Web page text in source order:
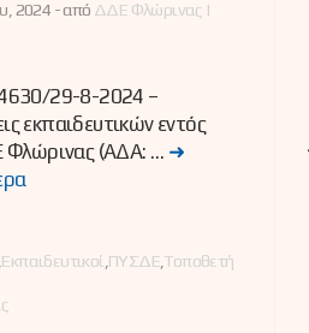
2024 -από ΔΔΕ Φλώρινας |
29-8-2024 –
εκπαιδευτικών εντός
Φλώρινας (ΑΔΑ: … ➜
Εκπαιδευτικοί ΠΥΣΔΕ Τοποθετή